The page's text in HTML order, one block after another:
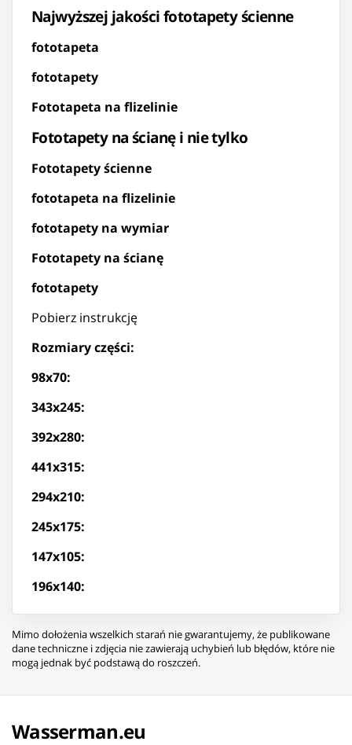
Najwyższej jakości fototapety ścienne
fototapeta
fototapety
Fototapeta na flizelinie
Fototapety na ścianę i nie tylko
Fototapety ścienne
fototapeta na flizelinie
fototapety na wymiar
Fototapety na ścianę
fototapety
Pobierz instrukcję
Rozmiary części:
98x70:
343x245:
392x280:
441x315:
294x210:
245x175:
147x105:
196x140:
Mimo dołożenia wszelkich starań nie gwarantujemy, że publikowane
dane techniczne i zdjęcia nie zawierają uchybień lub błędów, które nie
mogą jednak być podstawą do roszczeń.
Wasserman.eu